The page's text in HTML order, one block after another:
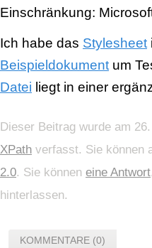
Einschränkung:
Ich habe das Stylesheet
Beispieldokument um
Datei liegt in einer
Dieser Beitrag wurde am
XPath verfasst. Sie können
2.0. Sie können eine Antwort
hinterlassen.
KOMMENTARE (0)